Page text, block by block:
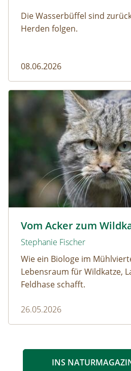
Die Wasserbüffel sind
Herden folgen.
08.06.2026
Vom Acker zum
Stephanie Fischer
Wie ein Biologe im
Lebensraum für Wildkatze,
Feldhase schafft.
26.05.2026
Vom Acker zum Wildkatzen-
INS